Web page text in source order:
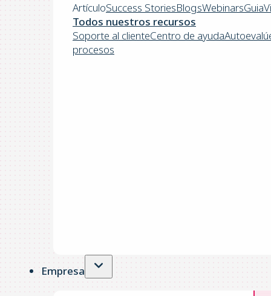
ArtículoSuccess StoriesBlogsWebinarsGuia
Todos nuestros recursos
Soporte al clienteCentro de ayuda
procesos
Empresa